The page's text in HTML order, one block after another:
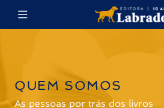
QUEM SOMOS
As pessoas por trás dos livros